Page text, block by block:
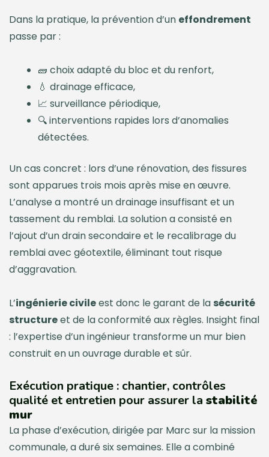
Dans la pratique, la prévention d’un effondrement
passe par :
🧱 choix adapté du bloc et du renfort,
💧 drainage efficace,
📈 surveillance périodique,
🔍 interventions rapides lors d’anomalies
détectées.
Un cas concret : lors d’une rénovation, des fissures
sont apparues trois mois après mise en œuvre.
L’analyse a montré un drainage insuffisant et un
tassement du remblai. La solution a consisté en
l’ajout d’un drain secondaire et le recalibrage du
remblai avec géotextile, éliminant tout risque
d’aggravation.
L’ingénierie civileest donc le garant de la sécurité
structureet de la conformité aux règles. Insight final
: l’expertise d’un ingénieur transforme un mur bien
construit en un ouvrage durable et sûr.
Exécution pratique : chantier, contrôles
qualité et entretien pour assurer la stabilité
mur
La phase d’exécution, dirigée par Marc sur la mission
communale, a duré six semaines. Elle a combiné